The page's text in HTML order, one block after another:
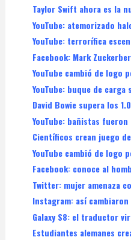
Taylor Swift ahora es la
YouTube: atemorizado
YouTube: terrorífica
Facebook: Mark
YouTube cambió de logo
YouTube: buque de
David Bowie supera los
YouTube: bañistas
Científicos crean juego
YouTube cambió de logo
Facebook: conoce al
Twitter: mujer amenaza
Instagram: así
Galaxy S8: el traductor
Estudiantes alemanes